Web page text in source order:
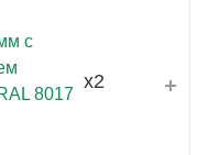
x2